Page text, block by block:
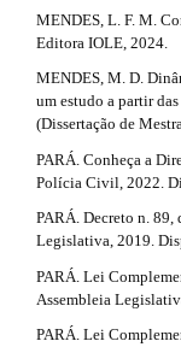
MENDES, L. F. M.
Editora IOLE, 2024.
MENDES, M. D.
um estudo a partir
(Dissertação de
PARÁ. Conheça a
Polícia Civil, 2022.
PARÁ. Decreto n. 89,
Legislativa, 2019.
PARÁ. Lei
Assembleia
PARÁ. Lei